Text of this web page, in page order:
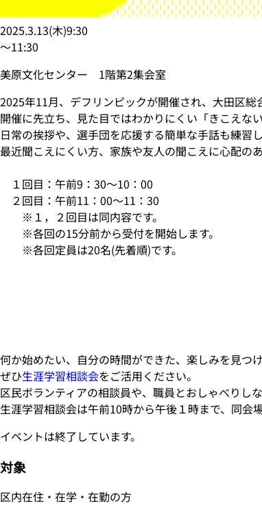
2025.3.13(木)9:30
〜11:30
美原文化センター 1階第2集会室
2025年11月、デフリンピックが開催され、大田区総
開催に先立ち、見た目ではわかりにくい「きこえな
日常の挨拶や、選手団を応援する簡単な手話も練習
最近聞こえにくい方、家族や友人の聞こえに心配の
１回目：午前9：30～10：00
２回目：午前11：00～11：30
※１，２回目は同内容です。
※各回の15分前から受付を開始します。
※各回定員は20名(先着順)です。
何か始めたい、自分の時間ができた、楽しみを見つ
ぜひ生涯学習相談会をご活用ください。
区民ボランティアの相談員や、職員とおしゃべりし
生涯学習相談会は午前10時から午後１時まで、同会
イベントは終了しています。
対象
区内在住・在学・在勤の方